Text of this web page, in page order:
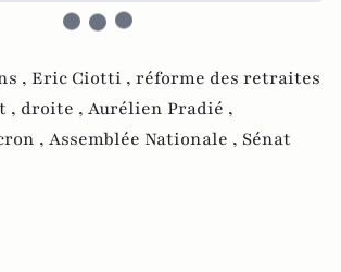
, Eric Ciotti , réforme des retraites
, droite , Aurélien Pradié ,
, Assemblée Nationale , Sénat